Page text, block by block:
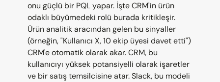
onu güçlü bir PQL yapar. İşte CRM'in ürün
odaklı büyümedeki rolü burada kritikleşir.
Ürün analitik aracından gelen bu sinyaller
(örneğin, "Kullanıcı X, 10 ekip üyesi davet etti")
CRM'e otomatik olarak akar. CRM, bu
kullanıcıyı yüksek potansiyelli olarak işaretler
ve bir satış temsilcisine atar. Slack, bu modeli